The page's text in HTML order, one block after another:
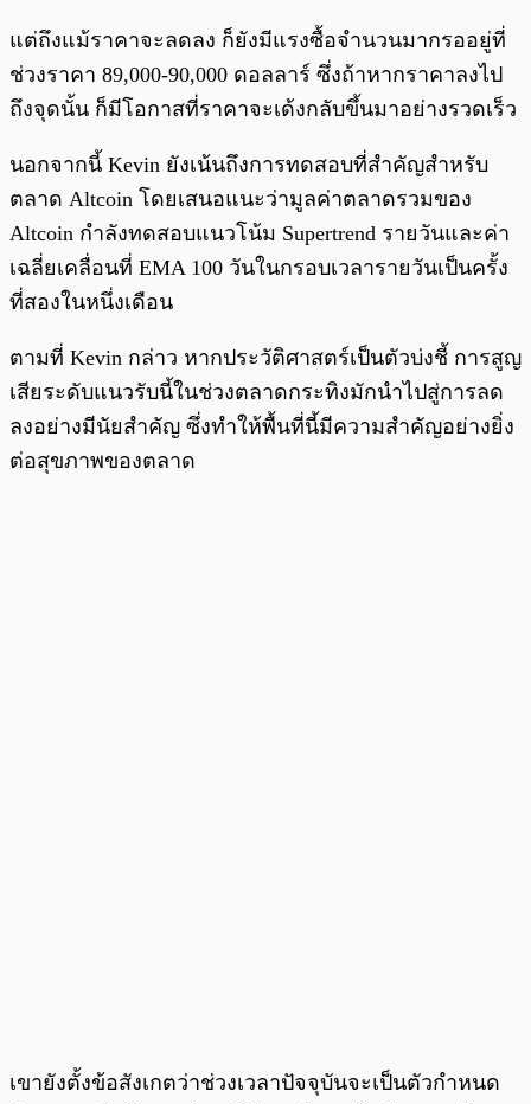
แต่ถึงแม้ราคาจะลดลง ก็ยังมีแรงซื้อจำนวนมากรออยู่ที่
ช่วงราคา 89,000-90,000 ดอลลาร์ ซึ่งถ้าหากราคาลงไป
ถึงจุดนั้น ก็มีโอกาสที่ราคาจะเด้งกลับขึ้นมาอย่างรวดเร็ว
นอกจากนี้ Kevin ยังเน้นถึงการทดสอบที่สำคัญสำหรับ
ตลาด Altcoin โดยเสนอแนะว่ามูลค่าตลาดรวมของ
Altcoin กำลังทดสอบแนวโน้ม Supertrend รายวันและค่า
เฉลี่ยเคลื่อนที่ EMA 100 วันในกรอบเวลารายวันเป็นครั้ง
ที่สองในหนึ่งเดือน
ตามที่ Kevin กล่าว หากประวัติศาสตร์เป็นตัวบ่งชี้ การสูญ
เสียระดับแนวรับนี้ในช่วงตลาดกระทิงมักนำไปสู่การลด
ลงอย่างมีนัยสำคัญ ซึ่งทำให้พื้นที่นี้มีความสำคัญอย่างยิ่ง
ต่อสุขภาพของตลาด
เขายังตั้งข้อสังเกตว่าช่วงเวลาปัจจุบันจะเป็นตัวกำหนด